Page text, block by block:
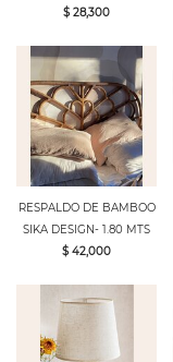
$ 28,300
RESPALDO DE BAMBOO
SIKA DESIGN- 1.80 MTS
$ 42,000